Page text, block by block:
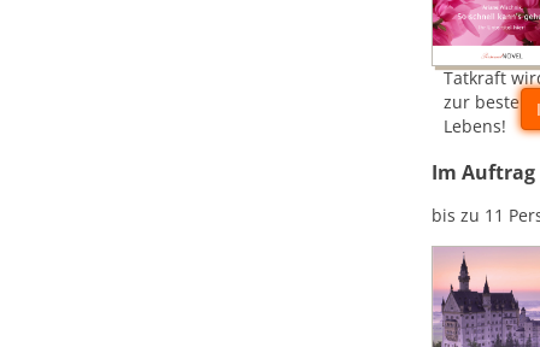
Tatkraft
zur besten
Lebens!
Im Auftrag
bis zu 11